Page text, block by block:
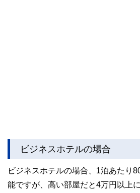
ビジネスホテルの場合
ビジネスホテルの場合、1泊あたり
能ですが、高い部屋だと4万円以上に